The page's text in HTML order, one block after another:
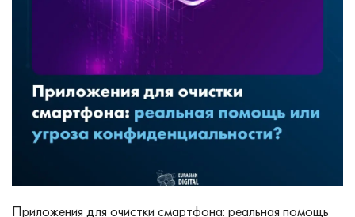
Приложения для очистки смартфона: реальная помощь